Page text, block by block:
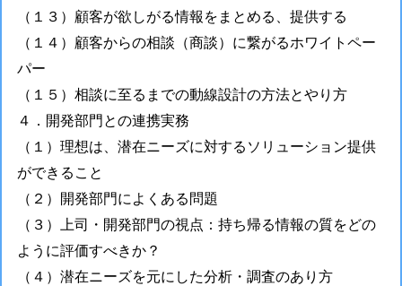
（１３）顧客が欲しがる情報をまとめる、提供する
（１４）顧客からの相談（商談）に繋がるホワイトペー
パー
（１５）相談に至るまでの動線設計の方法とやり方
４．開発部門との連携実務
（１）理想は、潜在ニーズに対するソリューション提供
ができること
（２）開発部門によくある問題
（３）上司・開発部門の視点：持ち帰る情報の質をどの
ように評価すべきか？
（４）潜在ニーズを元にした分析・調査のあり方